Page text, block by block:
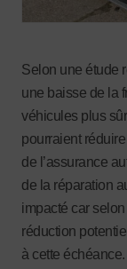
Selon une étude
une baisse de la
véhicules plus
pourraient
de l’assurance
de la réparation
impacté car
réduction
à cette